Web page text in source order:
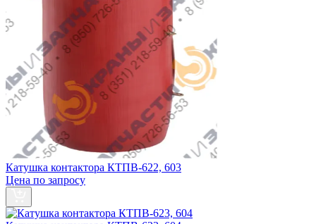
Катушка контактора КТПВ-622, 603
Цена по запросу